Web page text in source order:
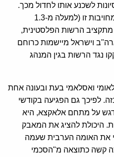
לשכנע אותו לחדול מכך.
זאת למרות העלות הכבדה של מחויבות זו (למעלה מ-1.3
שהם כ-7 אחוזים מתקציב הרשות הפלסטינית,
וישראל מיישמות כרוחם
נגד הרשות בגין המנהג
ואסלאמי בעת ובעונה אחת
לפיכך גם הפגיעה בקודשי
על מתחם אלאקצא, היא
היכולת להציג את המאבק
את האומה הערבית שעמה
קשה כתוצאה מ"הסכמי